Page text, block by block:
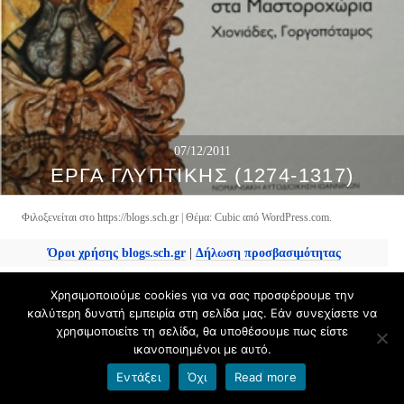
07/12/2011
ΈΡΓΑ ΓΛΥΠΤΙΚΉΣ (1274-1317)
Φιλοξενείται στο https://blogs.sch.gr Θέμα: Cubic από WordPress.com.
Όροι χρήσης blogs.sch.gr| Δήλωση προσβασιμότητας
Χρησιμοποιούμε cookies για να σας προσφέρουμε την
καλύτερη δυνατή εμπειρία στη σελίδα μας. Εάν συνεχίσετε να
χρησιμοποιείτε τη σελίδα, θα υποθέσουμε πως είστε
ικανοποιημένοι με αυτό.
Εντάξει
Όχι Read more